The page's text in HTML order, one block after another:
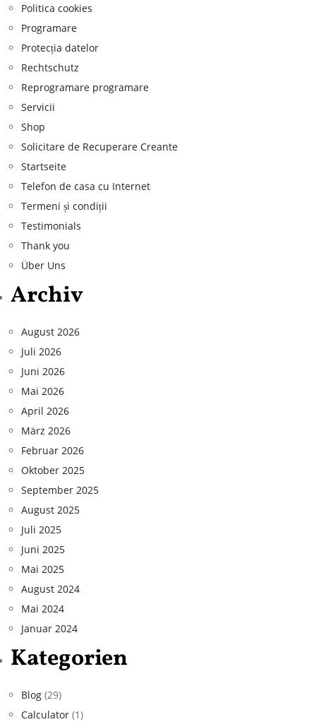
Politica cookies
Programare
Protecția datelor
Rechtschutz
Reprogramare programare
Servicii
Shop
Solicitare de Recuperare Creante
Startseite
Telefon de casa cu Internet
Termeni și condiții
Testimonials
Thank you
Über Uns
Archiv
August 2026
Juli 2026
Juni 2026
Mai 2026
April 2026
März 2026
Februar 2026
Oktober 2025
September 2025
August 2025
Juli 2025
Juni 2025
Mai 2025
August 2024
Mai 2024
Januar 2024
Kategorien
Blog (29)
Calculator (1)